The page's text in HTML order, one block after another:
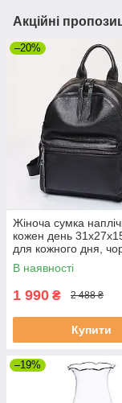
Акційні
–20%
Жіноча сумка
кожен день
для кожного дня,
В наявності
1 990 ₴ 2 488 ₴
Купити
–19%